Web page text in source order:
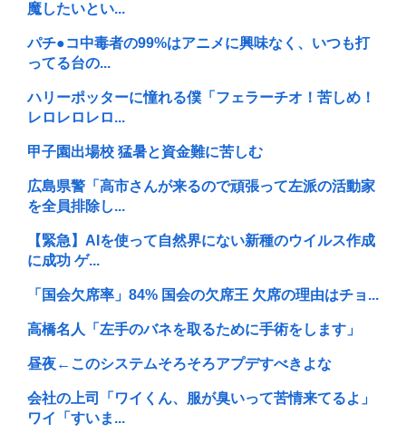
魔したいとい...
パチ●コ中毒者の99%はアニメに興味なく、いつも打
ってる台の...
ハリーポッターに憧れる僕「フェラーチオ！苦しめ！
レロレロレロ...
甲子園出場校 猛暑と資金難に苦しむ
広島県警「高市さんが来るので頑張って左派の活動家
を全員排除し...
【緊急】AIを使って自然界にない新種のウイルス作成
に成功 ゲ...
「国会欠席率」84% 国会の欠席王 欠席の理由はチョ...
高橋名人「左手のバネを取るために手術をします」
昼夜←このシステムそろそろアプデすべきよな
会社の上司「ワイくん、服が臭いって苦情来てるよ」
ワイ「すいま...